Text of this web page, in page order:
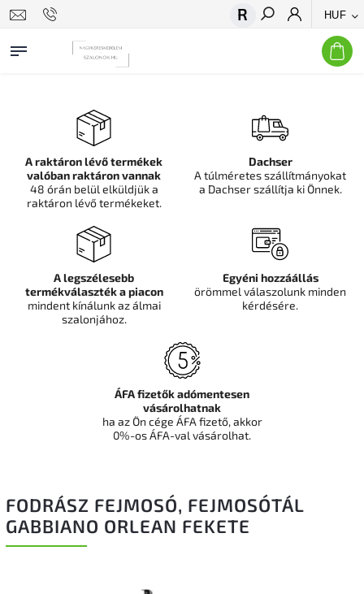
HUF
Keresés
FODRÁSZ FEJMOSÓ, FEJMOSÓTÁL
GABBIANO ORLEAN FEKETE
A raktáron lévő termékek
valóban raktáron vannak
48 órán belül elküldjük a
raktáron lévő termékeket.
Dachser
A túlméretes szállítmányokat
a Dachser szállítja ki Önnek.
A legszélesebb
termékválaszték a piacon
mindent kínálunk az álmai
szalonjához.
Egyéni hozzáállás
örömmel válaszolunk minden
kérdésére.
ÁFA fizetők adómentesen
vásárolhatnak
ha az Ön cége ÁFA fizető, akkor
0%-os ÁFA-val vásárolhat.